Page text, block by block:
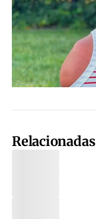
Relacionadas